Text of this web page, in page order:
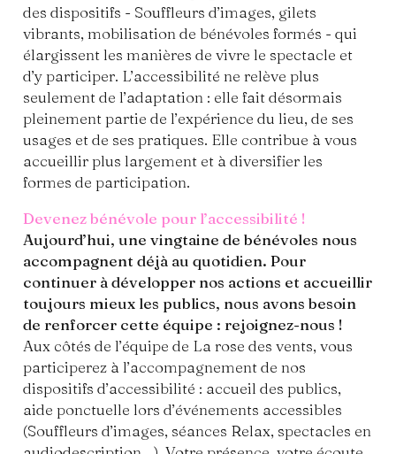
des dispositifs - Souffleurs d’images, gilets
vibrants, mobilisation de bénévoles formés - qui
élargissent les manières de vivre le spectacle et
d’y participer. L’accessibilité ne relève plus
seulement de l’adaptation : elle fait désormais
pleinement partie de l’expérience du lieu, de ses
usages et de ses pratiques. Elle contribue à vous
accueillir plus largement et à diversifier les
formes de participation.
Devenez bénévole pour l’accessibilité !
Aujourd’hui, une vingtaine de bénévoles nous
accompagnent déjà au quotidien. Pour
continuer à développer nos actions et accueillir
toujours mieux les publics, nous avons besoin
de renforcer cette équipe : rejoignez-nous !
Aux côtés de l’équipe de La rose des vents, vous
participerez à l’accompagnement de nos
dispositifs d’accessibilité : accueil des publics,
aide ponctuelle lors d’événements accessibles
(Souffleurs d’images, séances Relax, spectacles en